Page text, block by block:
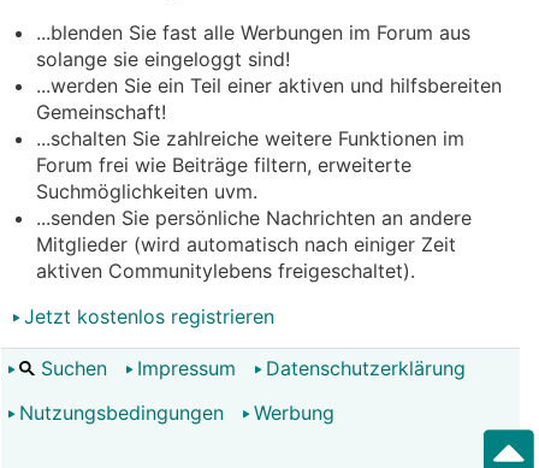
...blenden Sie fast alle Werbungen im Forum aus
solange sie eingeloggt sind!
...werden Sie ein Teil einer aktiven und hilfsbereiten
Gemeinschaft!
...schalten Sie zahlreiche weitere Funktionen im
Forum frei wie Beiträge filtern, erweiterte
Suchmöglichkeiten uvm.
...senden Sie persönliche Nachrichten an andere
Mitglieder (wird automatisch nach einiger Zeit
aktiven Communitylebens freigeschaltet).
Jetzt kostenlos registrieren
Suchen Impressum
Datenschutzerklärung
Nutzungsbedingungen
Werbung